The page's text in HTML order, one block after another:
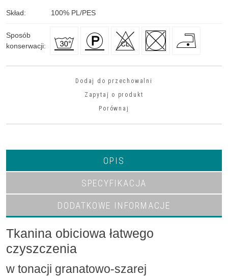
Skład: 100% PL/PES
Sposób
konserwacji:
Dodaj do przechowalni
Zapytaj o produkt
Porównaj
OPIS
SPECYFIKACJA
DODATKOWE INFORMACJE
Tkanina obiciowa łatwego
czyszczenia
w tonacji granatowo-szarej